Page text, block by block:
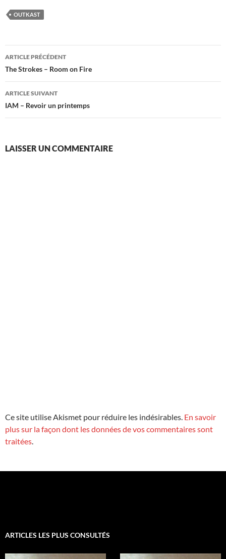
OUTKAST
Navigation
des
articles
ARTICLE PRÉCÉDENT
The Strokes – Room on Fire
ARTICLE SUIVANT
IAM – Revoir un printemps
LAISSER UN COMMENTAIRE
Ce site utilise Akismet pour réduire les indésirables. En savoir
plus sur la façon dont les données de vos commentaires sont
traitées.
ARTICLES LES PLUS CONSULTÉS